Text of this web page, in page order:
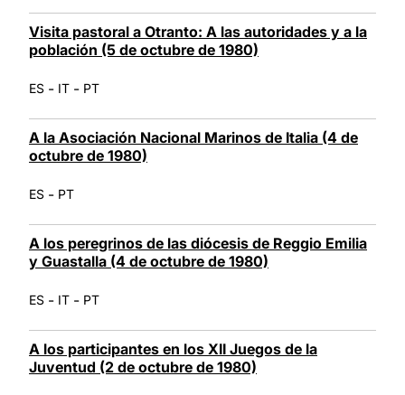
Visita pastoral a Otranto: A las autoridades y a la
población (5 de octubre de 1980)
ES - IT - PT
A la Asociación Nacional Marinos de Italia (4 de
octubre de 1980)
ES - PT
A los peregrinos de las diócesis de Reggio Emilia
y Guastalla (4 de octubre de 1980)
ES - IT - PT
A los participantes en los XII Juegos de la
Juventud (2 de octubre de 1980)